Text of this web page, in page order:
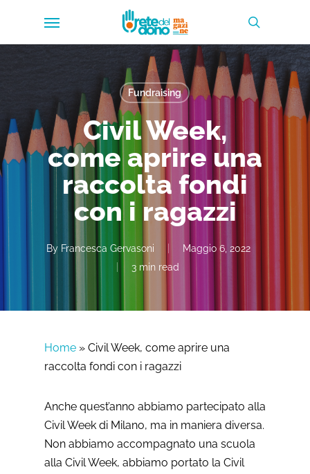
main
search
Fundraising
Civil Week,
come aprire una
raccolta fondi
con i ragazzi
By Francesca Gervasoni
Maggio 6, 2022
3 min read
Home » Civil Week, come aprire una
raccolta fondi con i ragazzi
Anche quest’anno abbiamo partecipato alla
Civil Week di Milano, ma in maniera diversa.
Non abbiamo accompagnato una scuola
alla Civil Week, abbiamo portato la Civil